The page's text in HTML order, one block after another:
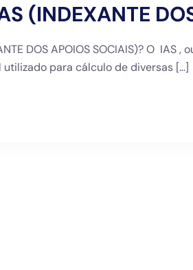
(INDEXANTE
DOS APOIOS SOCIAIS)? O
para cálculo de diversas […]